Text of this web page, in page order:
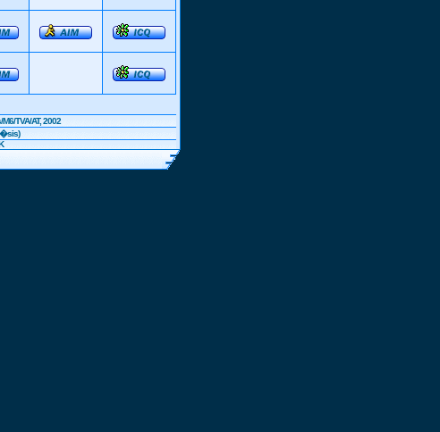
M6/TVA/AT, 2002